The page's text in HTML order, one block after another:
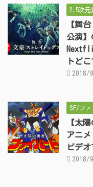
2.5次元
【舞
公演】
トど
2018/
SF/ファ
【太
アニメ
ビデ
2018/